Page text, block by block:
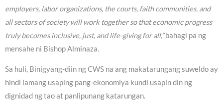
employers, labor organizations, the courts, faith communities, and
all sectors of society will work together so that economic progress
truly becomes inclusive, just, and life-giving for all,”bahagi pa ng
mensahe ni Bishop Alminaza.
Sa huli, Binigyang-diin ng CWS na ang makatarungang suweldo ay
hindi lamang usaping pang-ekonomiya kundi usapin din ng
dignidad ng tao at panlipunang katarungan.